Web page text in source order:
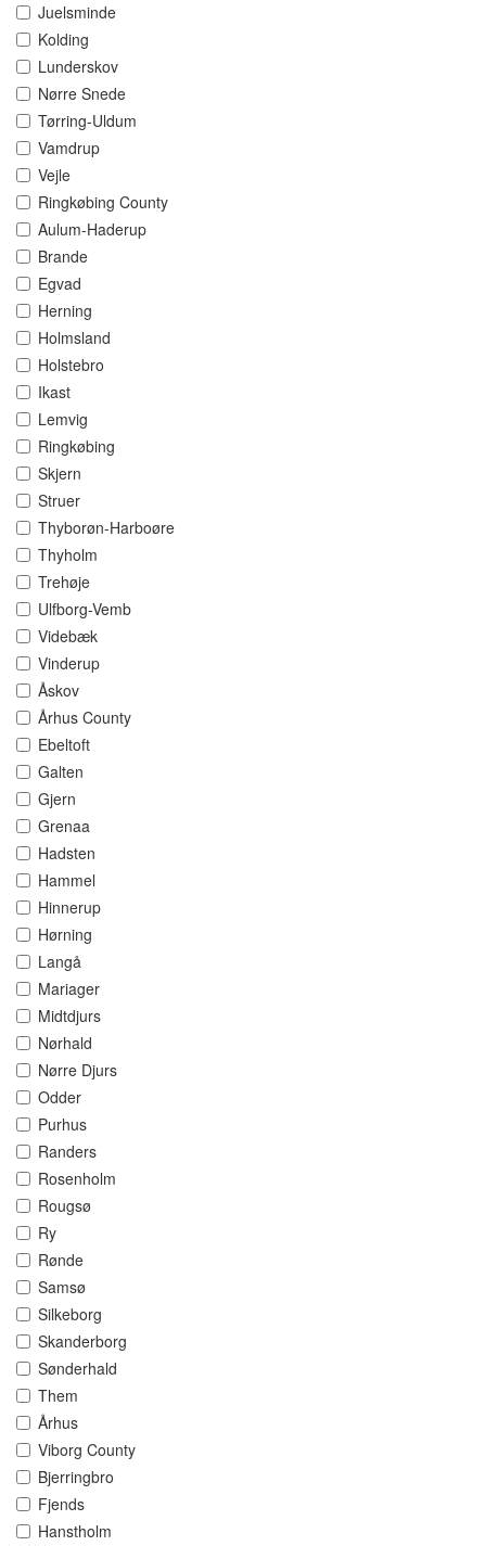
Juelsminde
Kolding
Lunderskov
Nørre Snede
Tørring-Uldum
Vamdrup
Vejle
Ringkøbing County
Aulum-Haderup
Brande
Egvad
Herning
Holmsland
Holstebro
Ikast
Lemvig
Ringkøbing
Skjern
Struer
Thyborøn-Harboøre
Thyholm
Trehøje
Ulfborg-Vemb
Videbæk
Vinderup
Åskov
Århus County
Ebeltoft
Galten
Gjern
Grenaa
Hadsten
Hammel
Hinnerup
Hørning
Langå
Mariager
Midtdjurs
Nørhald
Nørre Djurs
Odder
Purhus
Randers
Rosenholm
Rougsø
Ry
Rønde
Samsø
Silkeborg
Skanderborg
Sønderhald
Them
Århus
Viborg County
Bjerringbro
Fjends
Hanstholm